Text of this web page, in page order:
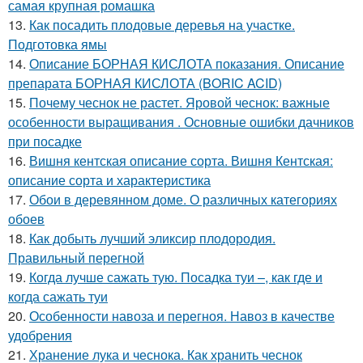
самая крупная ромашка
13. Как посадить плодовые деревья на участке.
Подготовка ямы
14. Описание БОРНАЯ КИСЛОТА показания. Описание
препарата БОРНАЯ КИСЛОТА (BORIC ACID)
15. Почему чеснок не растет. Яровой чеснок: важные
особенности выращивания . Основные ошибки дачников
при посадке
16. Вишня кентская описание сорта. Вишня Кентская:
описание сорта и характеристика
17. Обои в деревянном доме. О различных категориях
обоев
18. Как добыть лучший эликсир плодородия.
Правильный перегной
19. Когда лучше сажать тую. Посадка туи –, как где и
когда сажать туи
20. Особенности навоза и перегноя. Навоз в качестве
удобрения
21. Хранение лука и чеснока. Как хранить чеснок